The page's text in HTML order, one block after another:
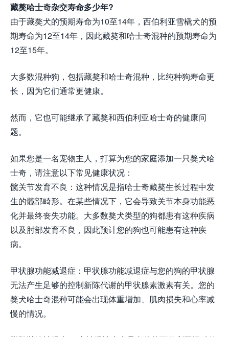
藏獒哈士奇杂交寿命多少年?
由于藏獒犬的预期寿命为10至14年，西伯利亚雪橇犬的预
期寿命为12至14年，因此藏獒和哈士奇混种的预期寿命为
12至15年。
大多数混种狗，包括藏獒和哈士奇混种，比纯种狗寿命更
长，因为它们通常更健康。
然而，它也可能继承了藏獒和西伯利亚哈士奇的健康问
题。
如果您是一名宠物主人，打算为您的家庭添加一只獒犬哈
士奇，请注意以下常见健康状况：
髋关节发育不良：这种情况是指哈士奇藏獒生长过程中发
生的髋部畸形。在某些情况下，它会导致关节本身功能恶
化并最终丧失功能。大多数獒犬类型的狗都患有这种疾病
以及肘部发育不良，因此预计您的狗也可能患有这种疾
病。
甲状腺功能减退症：甲状腺功能减退症与您的狗的甲状腺
无法产生足够的控制新陈代谢的甲状腺素激素有关。您的
獒犬哈士奇混种可能会出现体重增加、肌肉损失和心率减
慢的情况。